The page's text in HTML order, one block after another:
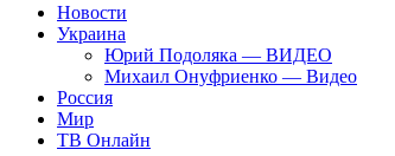
Новости
Украина
Юрий Подоляка — ВИДЕО
Михаил Онуфриенко — Видео
Россия
Мир
ТВ Онлайн